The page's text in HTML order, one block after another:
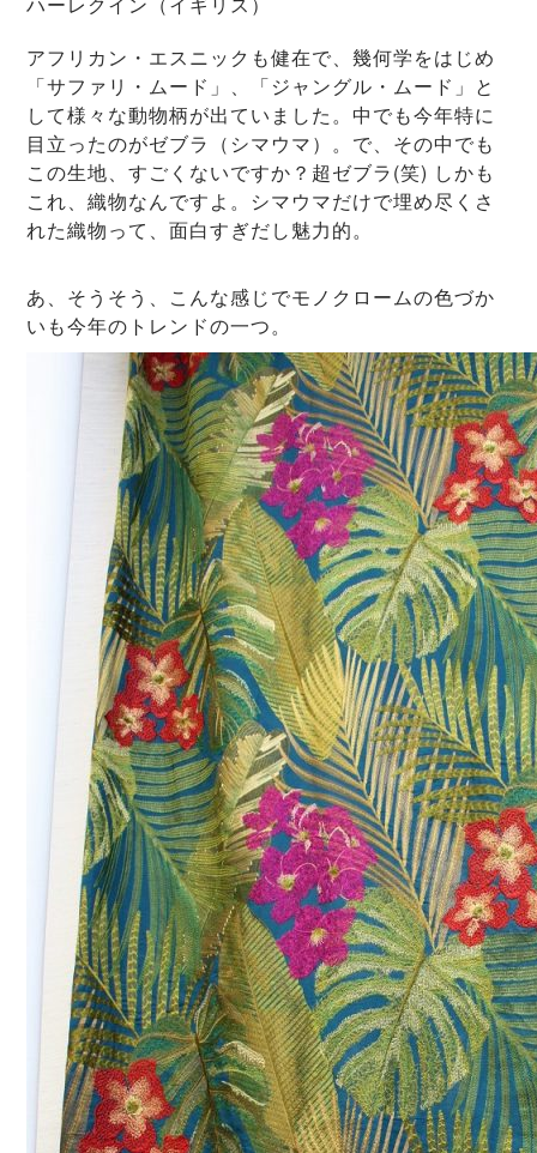
アフリカン・エスニックも健在で、幾何学をはじめ
「サファリ・ムード」、「ジャングル・ムード」と
して様々な動物柄が出ていました。中でも今年特に
目立ったのがゼブラ（シマウマ）。で、その中でも
この生地、すごくないですか？超ゼブラ(笑) しかも
これ、織物なんですよ。シマウマだけで埋め尽くさ
れた織物って、面白すぎだし魅力的。
あ、そうそう、こんな感じでモノクロームの色づか
いも今年のトレンドの一つ。